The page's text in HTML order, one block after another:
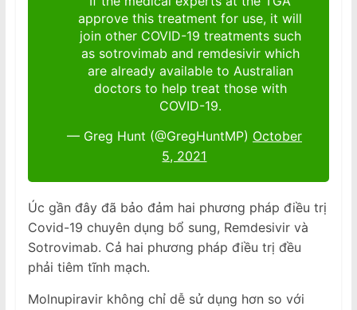
approve this treatment for use, it will
join other COVID-19 treatments such
as sotrovimab and remdesivir which
are already available to Australian
doctors to help treat those with
COVID-19.
— Greg Hunt (@GregHuntMP) October
5, 2021
Úc gần đây đã bảo đảm hai phương pháp điều trị
Covid-19 chuyên dụng bổ sung, Remdesivir và
Sotrovimab. Cả hai phương pháp điều trị đều
phải tiêm tĩnh mạch.
Molnupiravir không chỉ dễ sử dụng hơn so với